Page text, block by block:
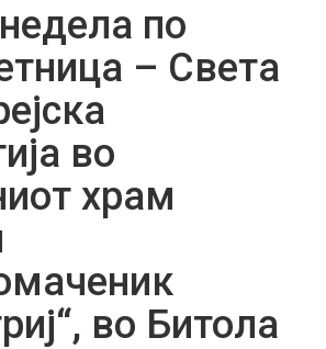
по
– Света
во
храм
во Битола